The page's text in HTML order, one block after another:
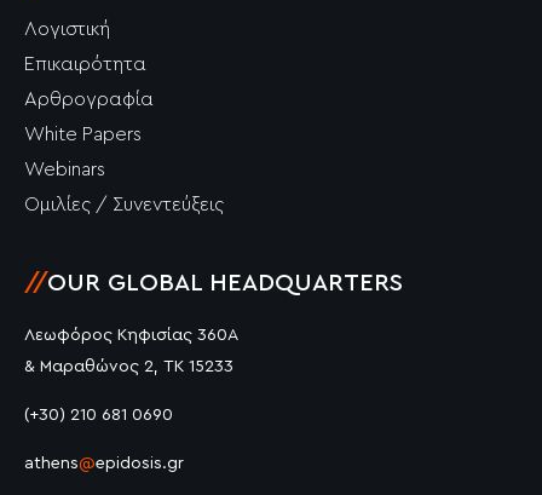
Λογιστική
Επικαιρότητα
Αρθρογραφία
White Papers
Webinars
Ομιλίες / Συνεντεύξεις
//OUR GLOBAL HEADQUARTERS
Λεωφόρος Κηφισίας 360Α
& Μαραθώνος 2, ΤΚ 15233
(+30) 210 681 0690
athens@epidosis.gr